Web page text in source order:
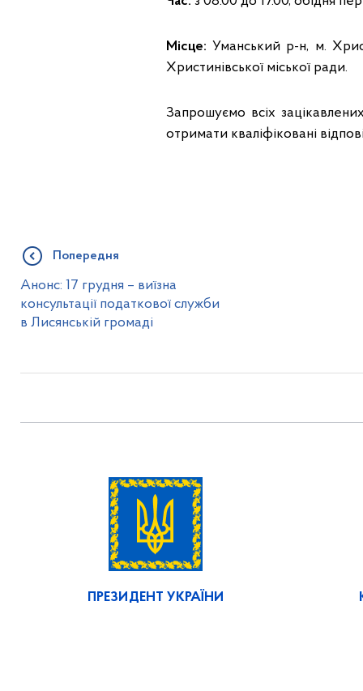
Місце: Уманський р-н, м.
Христинівської міської ради.
Запрошуємо всіх
отримати кваліфіковані
Попередня
Анонс: 17 грудня – виїзна
консультації податкової служби
в Лисянській громаді
ПРЕЗИДЕНТ УКРАЇНИ